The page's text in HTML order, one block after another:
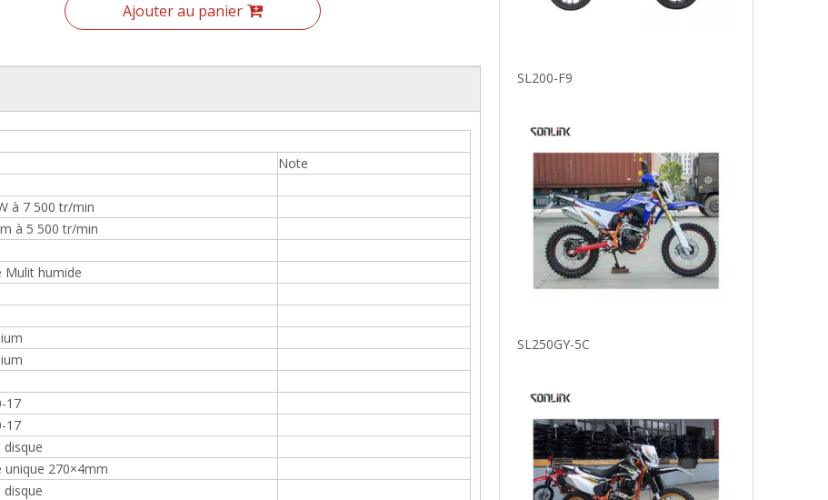
Ajouter au panier
Note
à 7 500 tr/min
à 5 500 tr/min
Mulit humide
17
17
disque
unique 270×4mm
disque